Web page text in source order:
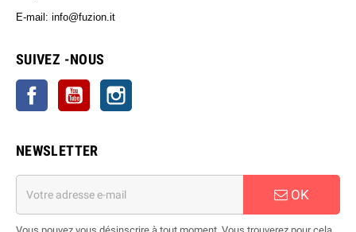
E-mail: info@fuzion.it
SUIVEZ -NOUS
Facebook YouTube
NEWSLETTER
OK